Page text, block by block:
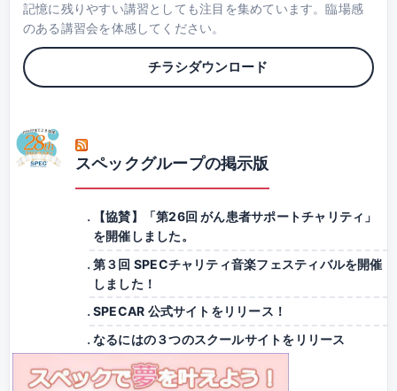
記憶に残りやすい講習としても注目を集めています。臨場感
のある講習会を体感してください。
チラシダウンロード
スペックグループの掲示版
【協賛】「第26回 がん患者サポートチャリティ」
を開催しました。
第３回 SPECチャリティ音楽フェスティバルを開催
しました！
SPECAR 公式サイトをリリース！
なるにはの３つのスクールサイトをリリース